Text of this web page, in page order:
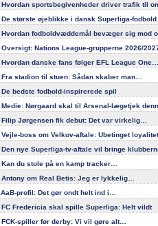
Hvordan sportsbegivenheder driver trafik til
De største øjeblikke i dansk Superliga-fodbold
Hvordan fodboldvæddemål bevæger sig mod
Oversigt: Nations League-grupperne 2026/
Hvordan danske fans følger EFL League One…
Fra stadion til stuen: Sådan skaber man…
De bedste fodbold-inspirerede spil
Medie: Nørgaard skal til Arsenal-lægetjek
Filip Jørgensen fik debut: Det var virkelig…
Vejle-boss om Velkov-aftale: Ubetinget loyalitet
Den nye Superliga-tv-aftale vil bringe
Kan du stole på en kamp tracker…
Antony om Real Betis: Jeg er lykkelig…
AaB-profil: Det gør ondt helt ind i…
FC Fredericia skal spille Superliga: Helt vildt
FCK-spiller før derby: Vi vil gøre alt…